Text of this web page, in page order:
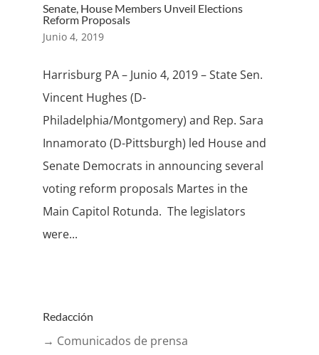
Senate, House Members Unveil Elections
Reform Proposals
Junio 4, 2019
Harrisburg PA – Junio 4, 2019 – State Sen.
Vincent Hughes (D-
Philadelphia/Montgomery) and Rep. Sara
Innamorato (D-Pittsburgh) led House and
Senate Democrats in announcing several
voting reform proposals Martes in the
Main Capitol Rotunda. The legislators
were...
Redacción
→ Comunicados de prensa